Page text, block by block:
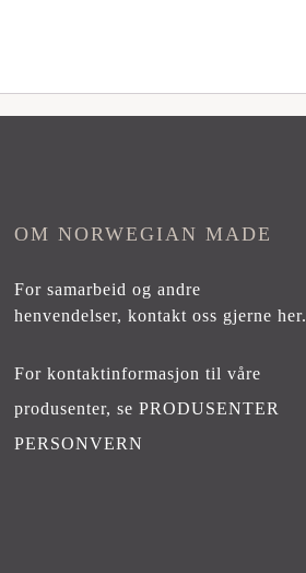
OM NORWEGIAN MADE
For samarbeid og andre
henvendelser,kontakt oss gjerne her.
For kontaktinformasjon til våre
produsenter, sePRODUSENTER
PERSONVERN